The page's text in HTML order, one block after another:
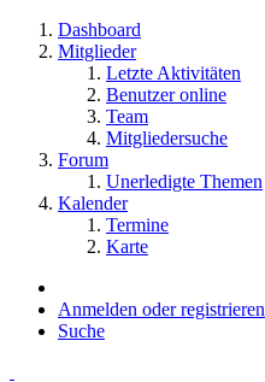
Dashboard
Mitglieder
Letzte Aktivitäten
Benutzer online
Team
Mitgliedersuche
Forum
Unerledigte Themen
Kalender
Termine
Karte
Anmelden oder registrieren
Suche